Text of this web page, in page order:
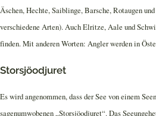
Äschen, Hechte, Saiblinge, Barsche, Rotaugen
verschiedene Arten). Auch Elritze, Aale und
finden. Mit anderen Worten: Angler werden in
Storsjöodjuret
Es wird angenommen, dass der See von einem
sagenumwobenen „Storsjöodjuret“. Das